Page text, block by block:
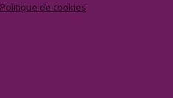
Politique de cookies